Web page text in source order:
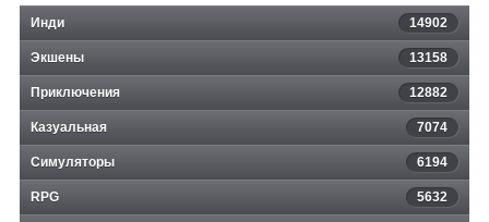
Falling Skies: The Game
Инди 14902
Экшены 13158
Приключения 12882
Казуальная 7074
Симуляторы 6194
RPG 5632